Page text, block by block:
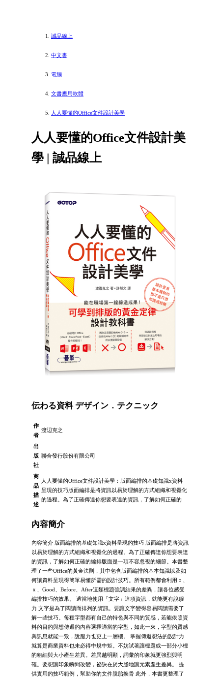
誠品線上
中文書
電腦
文書應用軟體
人人要懂的Office文件設計美學
人人要懂的Office文件設計美
學 | 誠品線上
伝わる資料 デザイン．テクニック
作
者
渡辺克之
出
版
社
聯合發行股份有限公司
商
品
描
述
人人要懂的Office文件設計美學：版面編排的基礎知識x資料
呈現的技巧版面編排是將資訊以易於理解的方式組織和視覺化
的過程。為了正確傳達你想要表達的資訊，了解如何正確的
內容簡介
內容簡介 版面編排的基礎知識x資料呈現的技巧 版面編排是將資訊
以易於理解的方式組織和視覺化的過程。為了正確傳達你想要表達
的資訊，了解如何正確的編排版面是一項不容忽視的細節。本書整
理了一些Office的黃金法則，其中包含版面編排的基本知識以及如
何讓資料呈現得簡單易懂所需的設計技巧。所有範例都會利用ｏ、
ｘ、Good、Before、After這類標題強調結果的差異，讓各位感受
編排技巧的效果。 適當地使用「文字」這項資訊，就能更有說服
力 文字是為了閱讀而排列的資訊。要讓文字變得容易閱讀需要了
解一些技巧。每種字型都有自己的特色與不同的質感，若能依照資
料的目的與想傳遞的內容選擇適當的字型，如此一來，字型的質感
與訊息就能一致，說服力也更上一層樓。 掌握傳遞想法的設計力
就算是商業資料也未必得中規中矩。不妨試著讓標題或一部分小標
的粗細與大小產生差異。差異越明顯，詞彙的印象就更強烈與明
確。要想讓印象瞬間改變，祕訣在於大膽地讓元素產生差異。 提
供實用的技巧範例，幫助你的文件脫胎換骨 此外，本書更整理了